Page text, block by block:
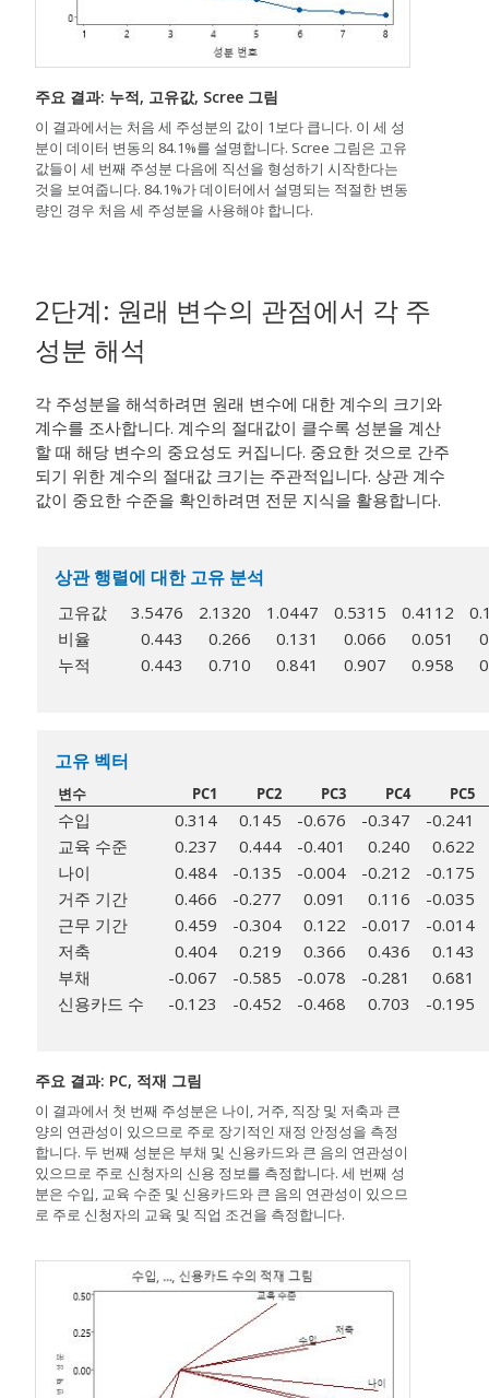
주요 결과: 누적, 고유값, Scree 그림
이 결과에서는 처음 세 주성분의 값이 1보다 큽니다. 이 세 성
분이 데이터 변동의 84.1%를 설명합니다. Scree 그림은 고유
값들이 세 번째 주성분 다음에 직선을 형성하기 시작한다는
것을 보여줍니다. 84.1%가 데이터에서 설명되는 적절한 변동
량인 경우 처음 세 주성분을 사용해야 합니다.
2단계: 원래 변수의 관점에서 각 주
성분 해석
각 주성분을 해석하려면 원래 변수에 대한 계수의 크기와
계수를 조사합니다. 계수의 절대값이 클수록 성분을 계산
할 때 해당 변수의 중요성도 커집니다. 중요한 것으로 간주
되기 위한 계수의 절대값 크기는 주관적입니다. 상관 계수
값이 중요한 수준을 확인하려면 전문 지식을 활용합니다.
상관 행렬에 대한 고유 분석
고유값 3.5476 2.1320 1.0447 0.5315 0.4112
비율
0.443 0.266 0.131 0.066 0.051
누적
0.443 0.710 0.841 0.907 0.958
고유 벡터
변수 PC1 PC2 PC3 PC4 PC5
수입 0.314 0.145 -0.676 -0.347
-0.241
교육 수준
0.237 0.444 -0.401 0.240
0.622
나이
0.484 -0.135 -0.004 -0.212
-0.175
거주 기간
0.466 -0.277 0.091 0.116
-0.035
근무 기간
0.459 -0.304 0.122 -0.017
-0.014
저축
0.404 0.219 0.366 0.436
0.143
부채
-0.067 -0.585 -0.078 -0.281
0.681
신용카드 수
-0.123 -0.452 -0.468 0.703 -0.195
주요 결과: PC, 적재 그림
이 결과에서 첫 번째 주성분은 나이, 거주, 직장 및 저축과 큰
양의 연관성이 있으므로 주로 장기적인 재정 안정성을 측정
합니다. 두 번째 성분은 부채 및 신용카드와 큰 음의 연관성이
있으므로 주로 신청자의 신용 정보를 측정합니다. 세 번째 성
분은 수입, 교육 수준 및 신용카드와 큰 음의 연관성이 있으므
로 주로 신청자의 교육 및 직업 조건을 측정합니다.